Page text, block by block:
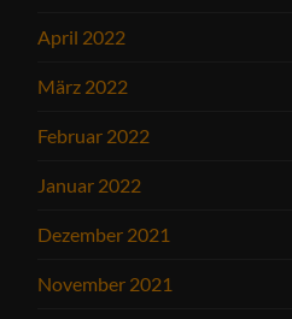
April 2022
März 2022
Februar 2022
Januar 2022
Dezember 2021
November 2021